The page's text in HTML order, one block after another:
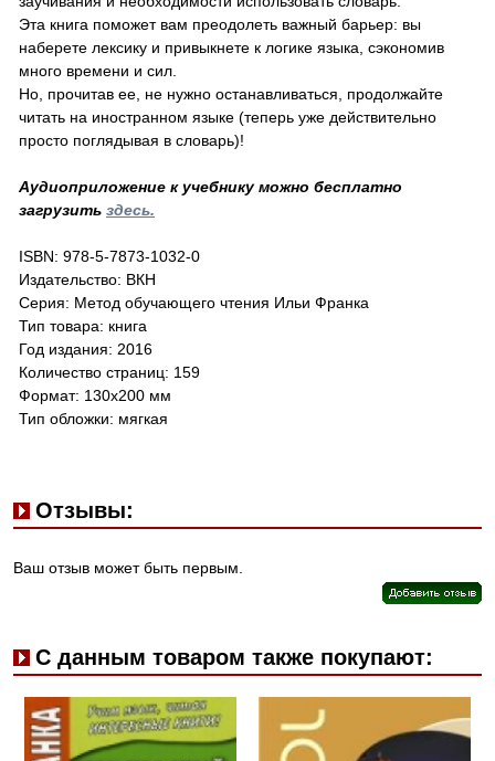
Эта книга поможет вам преодолеть важный барьер: вы
наберете лексику и привыкнете к логике языка, сэкономив
много времени и сил.
Но, прочитав ее, не нужно останавливаться, продолжайте
читать на иностранном языке (теперь уже действительно
просто поглядывая в словарь)!
Аудиоприложение к учебнику можно бесплатно
загрузить здесь.
ISBN: 978-5-7873-1032-0
Издательство: ВКН
Серия: Метод обучающего чтения Ильи Франка
Тип товара: книга
Год издания: 2016
Количество страниц: 159
Формат: 130x200 мм
Тип обложки: мягкая
Отзывы:
Ваш отзыв может быть первым.
С данным товаром также покупают: